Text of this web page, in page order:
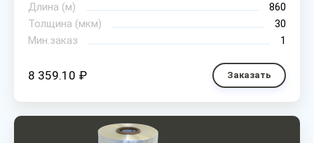
Длина (м)
860
Толщина (мкм)
30
Мин.заказ
1
8 359.10 ₽ Заказать